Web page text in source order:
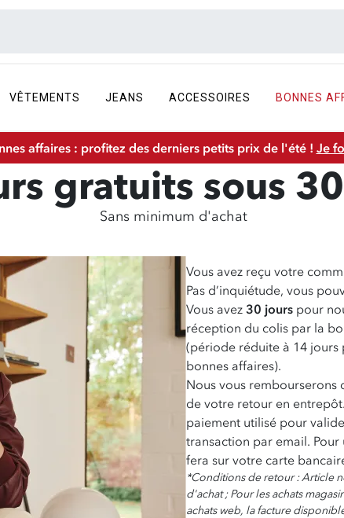
VÊTEMENTS JEANS ACCESSOIRES BONNES
affaires : profitez des derniers petits prix de l'été ! Je
gratuits sous
Sans minimum d'achat
Vous avez reçu votre
Pas d’inquiétude, vous
Vous avez 30 jourspour
réception du colis par la
(période réduite à 14 jours
bonnes affaires).
Nous vous rembourserons
de votre retour en
paiement utilisé pour
transaction par email.
fera sur votre carte
*Conditions de retour : Article
d'achat ; Pour les achats
achats web, la facture